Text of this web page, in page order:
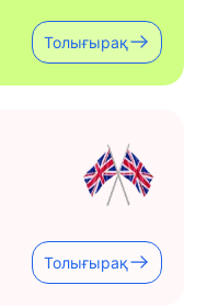
Толығырақ
Толығырақ